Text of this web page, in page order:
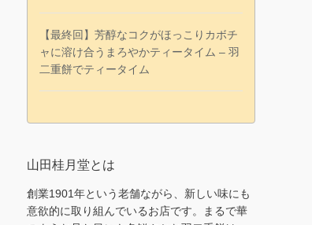
【最終回】芳醇なコクがほっこりカボチ
ャに溶け合うまろやかティータイム – 羽
二重餅でティータイム
山田桂月堂とは
創業1901年という老舗ながら、新しい味にも
意欲的に取り組んでいるお店です。まるで華